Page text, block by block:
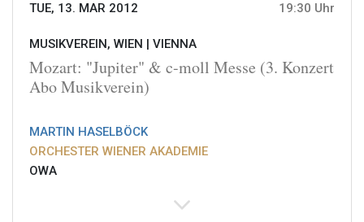
TUE, 13. MAR 2012 19:30 Uhr
MUSIKVEREIN, WIEN | VIENNA
Mozart: "Jupiter" & c-moll Messe (3. Konzert
Abo Musikverein)
MARTIN HASELBÖCK
ORCHESTER WIENER AKADEMIE
OWA